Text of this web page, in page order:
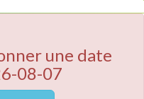
une date
08-07